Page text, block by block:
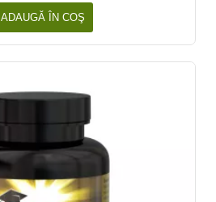
ADAUGĂ ÎN COŞ